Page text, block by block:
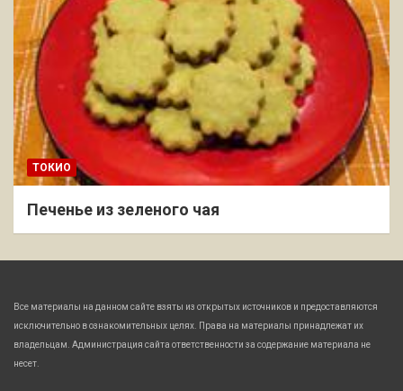
ТОКИО
Печенье из зеленого чая
Все материалы на данном сайте взяты из открытых источников и предоставляются
исключительно в ознакомительных целях. Права на материалы принадлежат их
владельцам. Администрация сайта ответственности за содержание материала не
несет.